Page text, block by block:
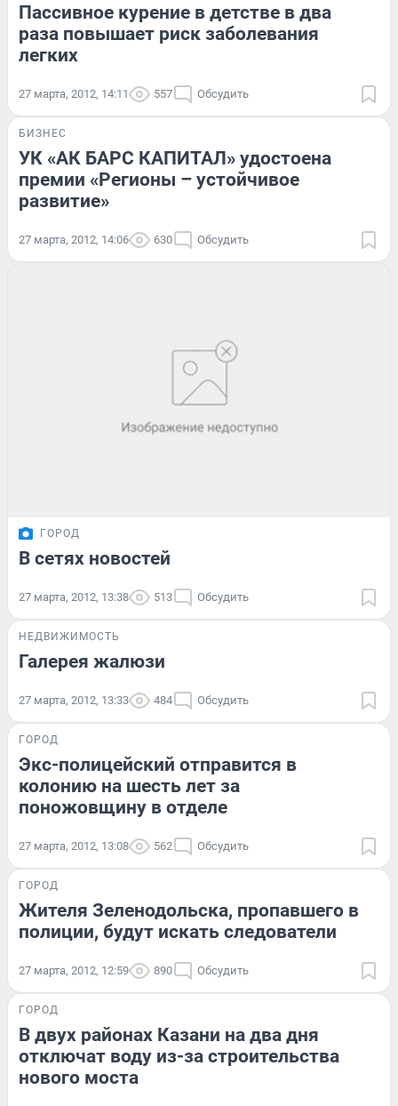
Пассивное курение в детстве в два
раза повышает риск заболевания
легких
27 марта, 2012, 14:11 557 Обсудить
БИЗНЕС
УК «АК БАРС КАПИТАЛ» удостоена
премии «Регионы – устойчивое
развитие»
27 марта, 2012, 14:06 630 Обсудить
ГОРОД
В сетях новостей
27 марта, 2012, 13:38 513 Обсудить
НЕДВИЖИМОСТЬ
Галерея жалюзи
27 марта, 2012, 13:33 484 Обсудить
ГОРОД
Экс-полицейский отправится в
колонию на шесть лет за
поножовщину в отделе
27 марта, 2012, 13:08 562 Обсудить
ГОРОД
Жителя Зеленодольска, пропавшего в
полиции, будут искать следователи
27 марта, 2012, 12:59 890 Обсудить
ГОРОД
В двух районах Казани на два дня
отключат воду из-за строительства
нового моста